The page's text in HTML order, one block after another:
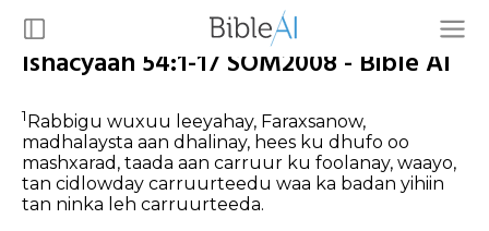
Ishacyaah 54:1-17 SOM2008 - Bible AI
1Rabbigu wuxuu leeyahay, Faraxsanow,
madhalaysta aan dhalinay, hees ku dhufo oo
mashxarad, taada aan carruur ku foolanay, waayo,
tan cidlowday carruurteedu waa ka badan yihiin
tan ninka leh carruurteeda.